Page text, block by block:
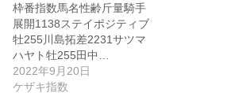
枠番指数馬名性齢斤量騎手
展開1138ステイポジティブ
牡255川島拓差2231サツマ
ハヤト牡255田中…
2022年9月20日
ケザキ指数